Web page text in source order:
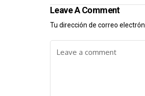
Leave A Comment
Tu dirección de correo